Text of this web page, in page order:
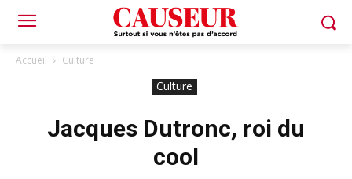
Accueil Culture
Culture
Jacques Dutronc, roi du
cool